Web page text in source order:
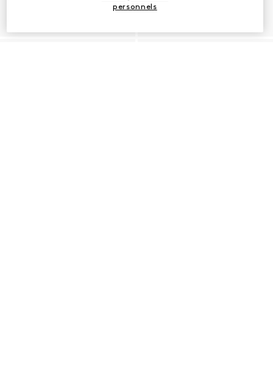
personnels